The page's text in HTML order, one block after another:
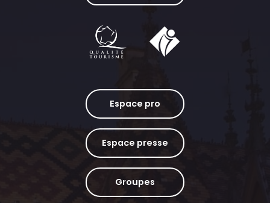
Espace pro
Espace presse
Groupes